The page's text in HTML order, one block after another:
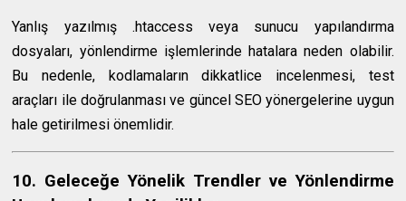
Yanlış yazılmış .htaccess veya sunucu yapılandırma
dosyaları, yönlendirme işlemlerinde hatalara neden olabilir.
Bu nedenle, kodlamaların dikkatlice incelenmesi, test
araçları ile doğrulanması ve güncel SEO yönergelerine uygun
hale getirilmesi önemlidir.
10. Geleceğe Yönelik Trendler ve Yönlendirme